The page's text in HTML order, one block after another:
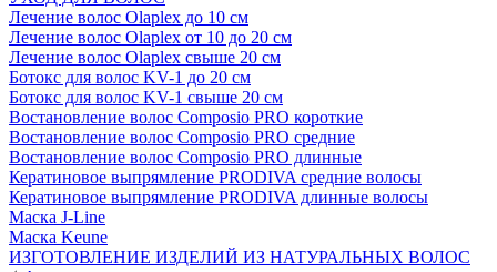
Лечение волос Olapleх до 10 см
Лечение волос Olapleх от 10 до 20 см
Лечение волос Olapleх свыше 20 см
Ботокс для волос KV-1 до 20 см
Ботокс для волос KV-1 свыше 20 см
Востановление волос Composio PRO короткие
Востановление волос Composio PRO средние
Востановление волос Composio PRO длинные
Кератиновое выпрямление PRODIVA средние волосы
Кератиновое выпрямление PRODIVA длинные волосы
Маска J-Line
Маска Keune
ИЗГОТОВЛЕНИЕ ИЗДЕЛИЙ ИЗ НАТУРАЛЬНЫХ ВОЛОС